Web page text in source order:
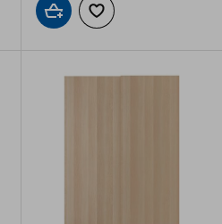
Προσθήκη στο καλάθι
Προσθήκη στα